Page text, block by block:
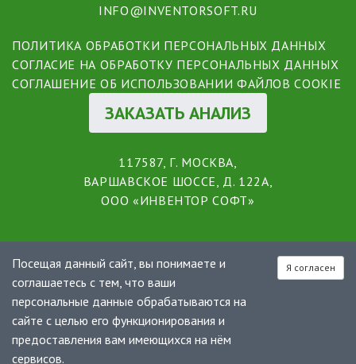
INFO@INVENTORSOFT.RU
ПОЛИТИКА ОБРАБОТКИ ПЕРСОНАЛЬНЫХ ДАННЫХ
СОГЛАСИЕ НА ОБРАБОТКУ ПЕРСОНАЛЬНЫХ ДАННЫХ
СОГЛАШЕНИЕ ОБ ИСПОЛЬЗОВАНИИ ФАЙЛОВ COOKIE
ЗАКАЗАТЬ АНАЛИЗ
117587, Г. МОСКВА,
ВАРШАВСКОЕ ШОССЕ, Д. 122А,
ООО «ИНВЕНТОР СОФТ»
Посещая данный сайт, вы понимаете и
соглашаетесь с тем, что ваши
персональные данные обрабатываются на
сайте с целью его функционирования и
предоставления вам имеющихся на нём
сервисов.
Я согласен